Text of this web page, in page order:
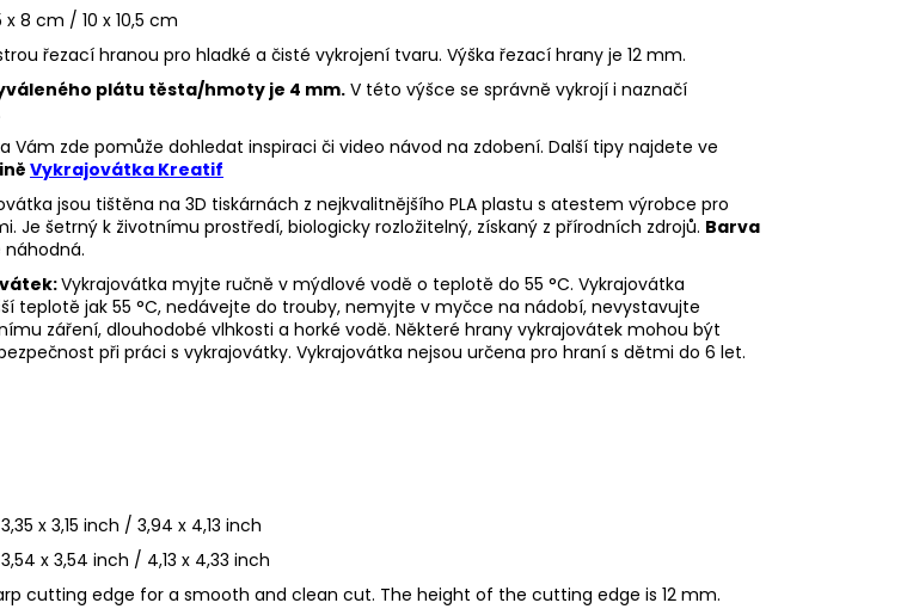
x 8 cm / 10 x 10,5 cm
řezací hranou pro hladké a čisté vykrojení tvaru. Výška řezací hrany je 12 mm.
plátu těsta/hmoty je 4 mm. V této výšce se správně vykrojí i naznačí
Vám zde pomůže dohledat inspiraci či video návod na zdobení. Další tipy najdete ve
Vykrajovátka Kreatif
jsou tištěna na 3D tiskárnách z nejkvalitnějšího PLA plastu s atestem výrobce pro
Je šetrný k životnímu prostředí, biologicky rozložitelný, získaný z přírodních zdrojů. Barva
náhodná.
Vykrajovátka myjte ručně v mýdlové vodě o teplotě do 55 °C. Vykrajovátka
teplotě jak 55 °C, nedávejte do trouby, nemyjte v myčce na nádobí, nevystavujte
záření, dlouhodobé vlhkosti a horké vodě. Některé hrany vykrajovátek mohou být
při práci s vykrajovátky. Vykrajovátka nejsou určena pro hraní s dětmi do 6 let.
3,35 x 3,15 inch / 3,94 x 4,13 inch
3,54 x 3,54 inch / 4,13 x 4,33 inch
cutting edge for a smooth and clean cut. The height of the cutting edge is 12 mm.